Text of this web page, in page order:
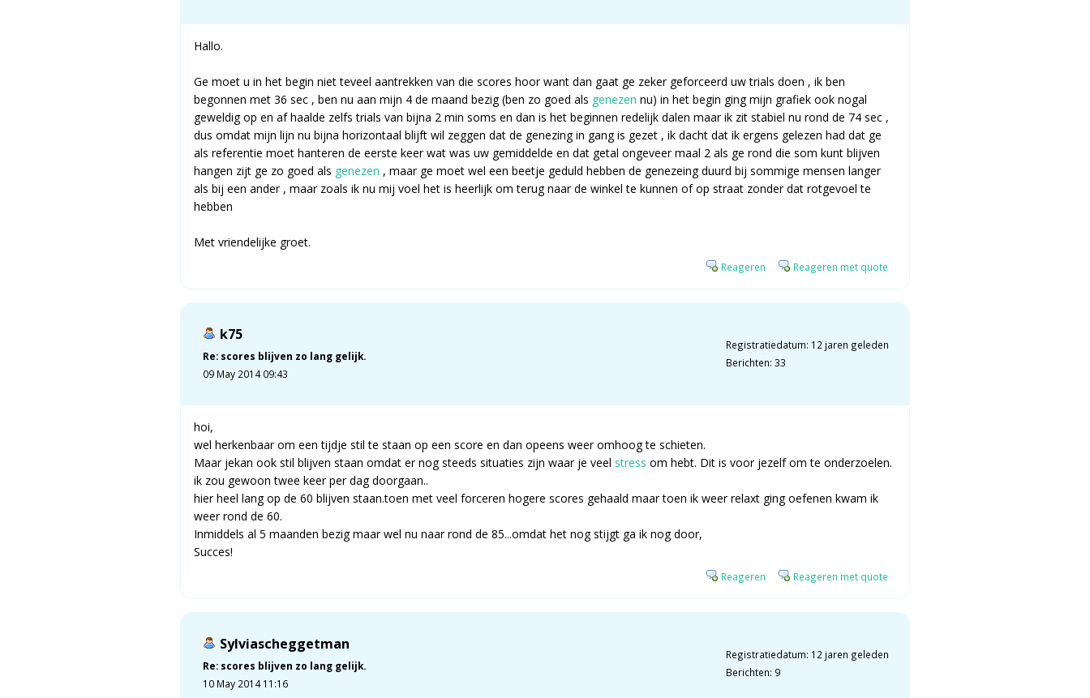
Hallo.
Ge moet u in het begin niet teveel aantrekken van die scores hoor want dan gaat ge zeker geforceerd uw trials doen , ik ben
begonnen met 36 sec , ben nu aan mijn 4 de maand bezig (ben zo goed als genezen nu) in het begin ging mijn grafiek ook nogal
geweldig op en af haalde zelfs trials van bijna 2 min soms en dan is het beginnen redelijk dalen maar ik zit stabiel nu rond de 74 sec ,
dus omdat mijn lijn nu bijna horizontaal blijft wil zeggen dat de genezing in gang is gezet , ik dacht dat ik ergens gelezen had dat ge
als referentie moet hanteren de eerste keer wat was uw gemiddelde en dat getal ongeveer maal 2 als ge rond die som kunt blijven
hangen zijt ge zo goed als genezen , maar ge moet wel een beetje geduld hebben de genezeing duurd bij sommige mensen langer
als bij een ander , maar zoals ik nu mij voel het is heerlijk om terug naar de winkel te kunnen of op straat zonder dat rotgevoel te
hebben
Met vriendelijke groet.
Reageren Reageren met quote
k75
Re: scores blijven zo lang gelijk.
09 May 2014 09:43
Registratiedatum: 12 jaren geleden
Berichten: 33
hoi,
wel herkenbaar om een tijdje stil te staan op een score en dan opeens weer omhoog te schieten.
Maar jekan ook stil blijven staan omdat er nog steeds situaties zijn waar je veel stress om hebt. Dit is voor jezelf om te onderzoelen.
ik zou gewoon twee keer per dag doorgaan..
hier heel lang op de 60 blijven staan.toen met veel forceren hogere scores gehaald maar toen ik weer relaxt ging oefenen kwam ik
weer rond de 60.
Inmiddels al 5 maanden bezig maar wel nu naar rond de 85...omdat het nog stijgt ga ik nog door,
Succes!
Reageren Reageren met quote
Sylviascheggetman
Re: scores blijven zo lang gelijk.
10 May 2014 11:16
Registratiedatum: 12 jaren geleden
Berichten: 9